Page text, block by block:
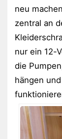
neu
zentral an
nur ein 12-
die
hängen